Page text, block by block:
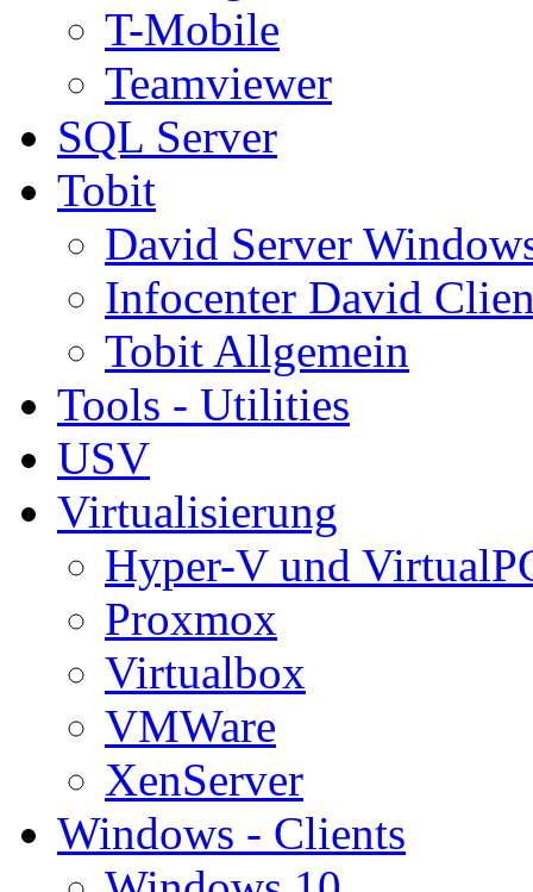
T-Mobile
Teamviewer
SQL Server
Tobit
David Server
Infocenter David
Tobit Allgemein
Tools - Utilities
USV
Virtualisierung
Hyper-V und
Proxmox
Virtualbox
VMWare
XenServer
Windows - Clients